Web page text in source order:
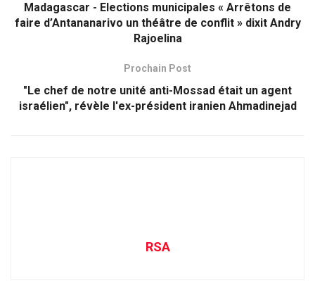
Madagascar - Elections municipales « Arrêtons de
faire d’Antananarivo un théâtre de conflit » dixit Andry
Rajoelina
Prochain Post
"Le chef de notre unité anti-Mossad était un agent
israélien", révèle l'ex-président iranien Ahmadinejad
RSA